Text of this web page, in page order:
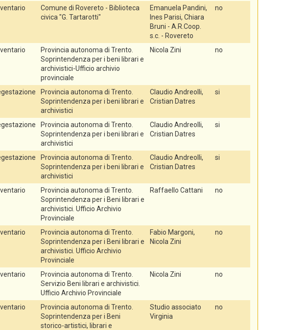
Comune di Rovereto - Biblioteca
civica "G. Tartarotti"
Emanuela Pandini,
Ines Parisi, Chiara
Bruni - A.R.Coop.
s.c. - Rovereto
no
Provincia autonoma di Trento.
Soprintendenza per i beni librari e
archivistici-Ufficio archivio
provinciale
Nicola Zini no
Provincia autonoma di Trento.
Soprintendenza per i beni librari e
archivistici
Claudio Andreolli,
Cristian Datres
si
Provincia autonoma di Trento.
Soprintendenza per i beni librari e
archivistici
Claudio Andreolli,
Cristian Datres
si
Provincia autonoma di Trento.
Soprintendenza per i beni librari e
archivistici
Claudio Andreolli,
Cristian Datres
si
Provincia autonoma di Trento.
Soprintendenza per i Beni librari e
archivistici. Ufficio Archivio
Provinciale
Raffaello Cattani no
Provincia autonoma di Trento.
Soprintendenza per i Beni librari e
archivistici. Ufficio Archivio
Provinciale
Fabio Margoni,
Nicola Zini
no
Provincia autonoma di Trento.
Servizio Beni librari e archivistici.
Ufficio Archivio Provinciale
Nicola Zini no
Provincia autonoma di Trento.
Soprintendenza per i Beni
storico-artistici, librari e
Studio associato
Virginia
no